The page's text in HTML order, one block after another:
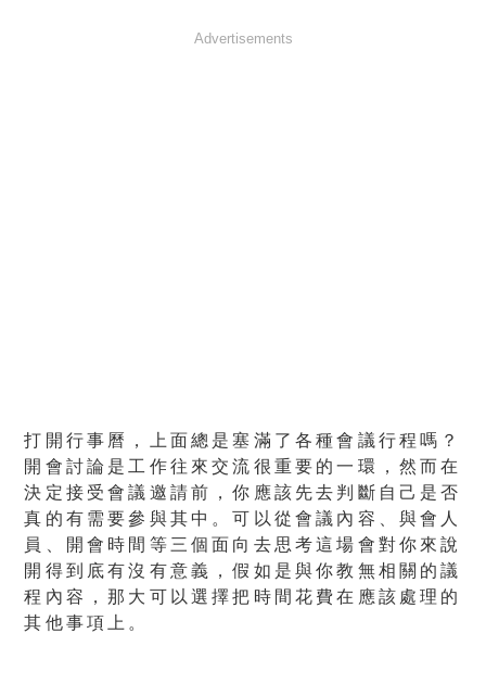
Advertisements
打開行事曆，上面總是塞滿了各種會議行程嗎？
開會討論是工作往來交流很重要的一環，然而在
決定接受會議邀請前，你應該先去判斷自己是否
真的有需要參與其中。可以從會議內容、與會人
員、開會時間等三個面向去思考這場會對你來說
開得到底有沒有意義，假如是與你教無相關的議
程內容，那大可以選擇把時間花費在應該處理的
其他事項上。